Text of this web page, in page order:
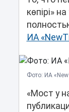
көпірі»
ИА
Фото: ИА
«Мост у